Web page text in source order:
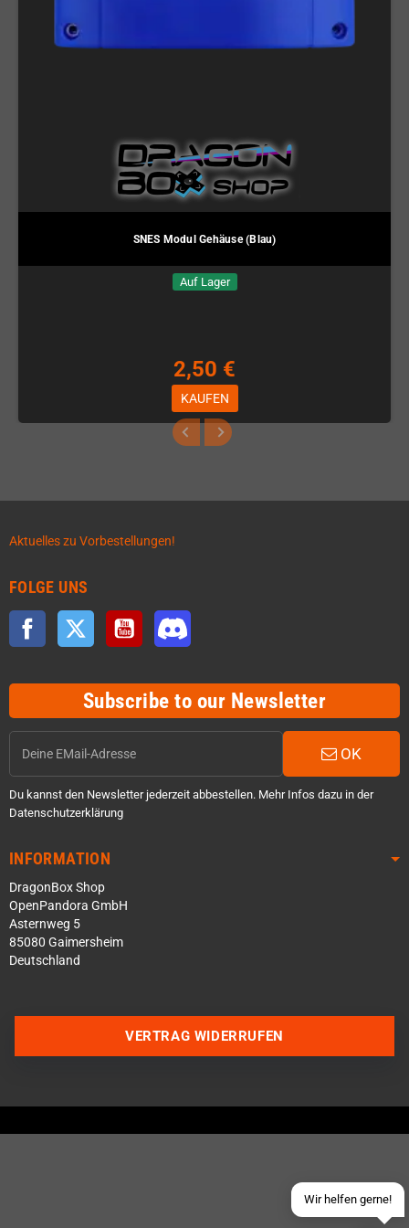
SNES Modul Gehäuse (Blau)
Auf Lager
2,50 €
KAUFEN
Aktuelles zu Vorbestellungen!
FOLGE UNS
Facebook Twitter YouTube
Subscribe to our Newsletter
OK
Du kannst den Newsletter jederzeit abbestellen. Mehr Infos dazu in der
Datenschutzerklärung
INFORMATION
DragonBox Shop
OpenPandora GmbH
Asternweg 5
85080 Gaimersheim
Deutschland
Wir helfen gerne!
Discord Server beitreten
Schick uns eine eMail
VERTRAG WIDERRUFEN